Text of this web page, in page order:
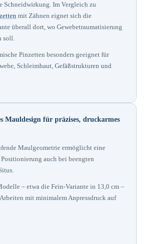
Schneidwirkung. Im Vergleich zu
mit Zähnen eignet sich die
überall dort, wo Gewebetraumatisierung
soll.
Pinzetten besonders geeignet für
Schleimhaut, Gefäßstrukturen und
Mauldesign für präzises, druckarmes
Maulgeometrie ermöglicht eine
auch bei beengten
– etwa die Fein-Variante in 13,0 cm –
mit minimalem Anpressdruck auf